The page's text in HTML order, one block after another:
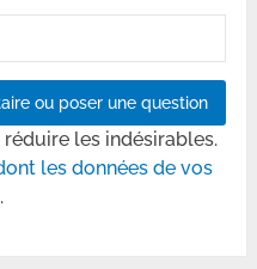
les indésirables.
les données de vos
.